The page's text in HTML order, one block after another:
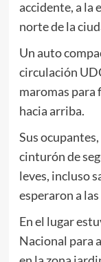
accidente, a la
norte de la
Un auto
circulación
maromas para
hacia arriba.
Sus
cinturón de
leves, incluso
esperaron a
En el lugar
Nacional para